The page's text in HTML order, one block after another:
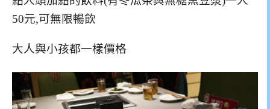
50元,可無限暢飲
大人與小孩都一樣價格